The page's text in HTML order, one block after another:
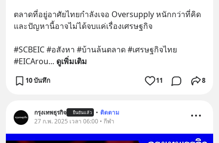
ตลาดที่อยู่อาศัยไทยกำลังเจอ Oversupply หนักกว่าที่คิด
และปัญหานี้อาจไม่ได้จบแค่เรื่องเศรษฐกิจ
#SCBEIC #อสังหา #บ้านล้นตลาด #เศรษฐกิจไทย
#EICArou... ดูเพิ่มเติม
10 บันทึก 11 8
กรุงเทพธุรกิจ ยืนยันแล้ว • ติดตาม
27 ก.พ. 2025 เวลา 06:00 • กีฬา